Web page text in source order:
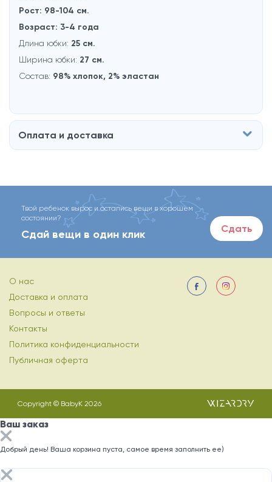
Рост: 98-104 см.
Возраст: 3-4 года
Длина юбки: 25 см.
Ширина юбки: 27 см.
Состав: 98% хлопок, 2% эластан
Оплата и доставка
Твой ребенок вырос и остались вещи в хорошем
состоянии?
Сдай вещи в один клик Сдать
О нас
Доставка и оплата
Вопросы и ответы
Контакты
Политика конфиденциальности
Публичная оферта
Copyright © BabyK 2026
Ваш заказ
Добрый день! Ваша корзина пуста, самое время заполнить ее)